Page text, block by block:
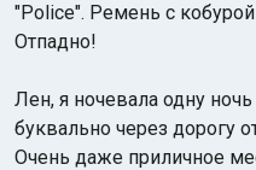
"Police". Ремень с
Отпадно!
Лен, я ночевала одну
буквально через дорогу
Очень даже приличное